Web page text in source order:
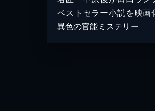
ベストセラー小説を映画
異色の官能ミステリー